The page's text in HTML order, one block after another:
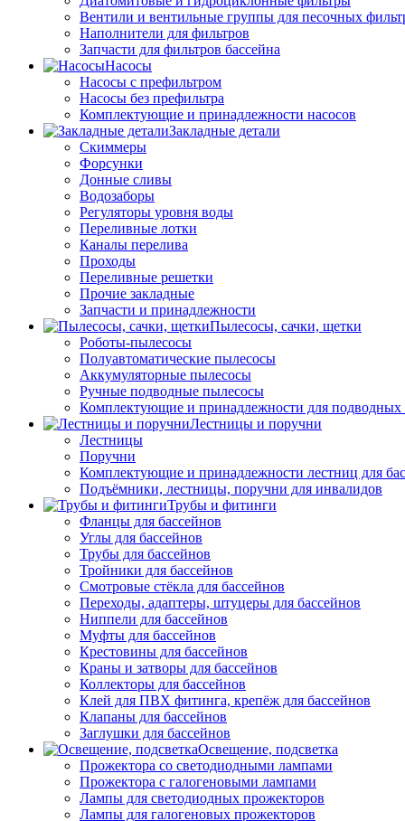
Вентили и вентильные группы для песочных
Наполнители для фильтров
Запчасти для фильтров бассейна
Насосы
Насосы с префильтром
Насосы без префильтра
Комплектующие и принадлежности насосов
Закладные детали
Скиммеры
Форсунки
Донные сливы
Водозаборы
Регуляторы уровня воды
Переливные лотки
Каналы перелива
Проходы
Переливные решетки
Прочие закладные
Запчасти и принадлежности
Пылесосы, сачки, щетки
Роботы-пылесосы
Полуавтоматические пылесосы
Аккумуляторные пылесосы
Ручные подводные пылесосы
Комплектующие и принадлежности для подводных
Лестницы и поручни
Лестницы
Поручни
Комплектующие и принадлежности лестниц для
Подъёмники, лестницы, поручни для инвалидов
Трубы и фитинги
Фланцы для бассейнов
Углы для бассейнов
Трубы для бассейнов
Тройники для бассейнов
Смотровые стёкла для бассейнов
Переходы, адаптеры, штуцеры для бассейнов
Ниппели для бассейнов
Муфты для бассейнов
Крестовины для бассейнов
Краны и затворы для бассейнов
Коллекторы для бассейнов
Клей для ПВХ фитинга, крепёж для бассейнов
Клапаны для бассейнов
Заглушки для бассейнов
Освещение, подсветка
Прожектора со светодиодными лампами
Прожектора с галогеновыми лампами
Лампы для светодиодных прожекторов
Лампы для галогеновых прожекторов